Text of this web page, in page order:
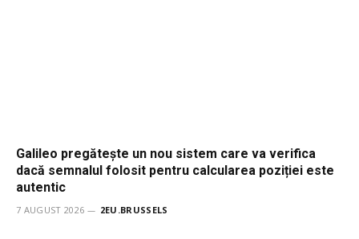
Galileo pregătește un nou sistem care va verifica
dacă semnalul folosit pentru calcularea poziției este
autentic
7 AUGUST 2026 2EU.BRUSSELS